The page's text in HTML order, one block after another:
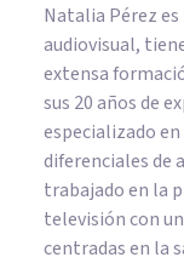
Natalia Pérez
audiovisual,
extensa
sus 20 años de
especializado
diferenciales de
trabajado en la
televisión con
centradas en la